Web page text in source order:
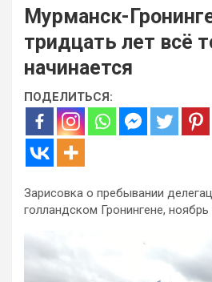
Мурманск-
тридцать лет всё
начинается
ПОДЕЛИТЬСЯ:
Зарисовка о пребывании
голландском Гронингене,